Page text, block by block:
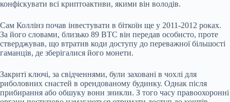
конфіскувати всі криптоактиви, якими він володів.
Сам Коллінз почав інвестувати в біткоїн ще у 2011-2012 роках.
За його словами, близько 89 BTC він передав особисто, проте
стверджував, що втратив коди доступу до переважної більшості
гаманців, де зберігалися його монети.
Закриті ключі, за свідченнями, були заховані в чохлі для
риболовних снастей в орендованому будинку. Однак після
прибирання або обшуку вони зникли. З того часу правоохоронні